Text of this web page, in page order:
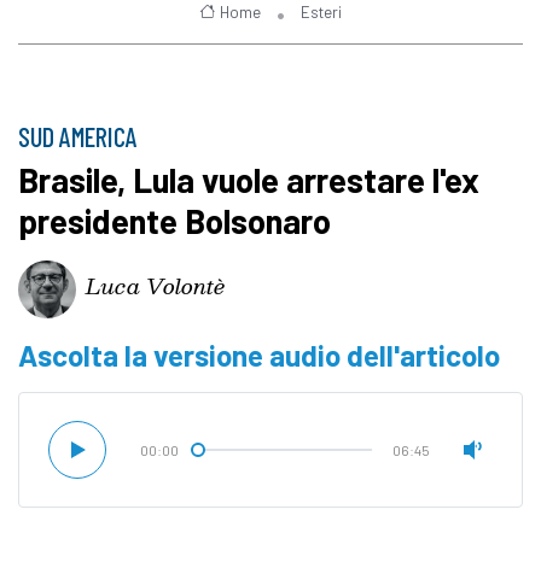
Home Esteri
SUD AMERICA
Brasile, Lula vuole arrestare l'ex
presidente Bolsonaro
Luca Volontè
Ascolta la versione audio dell'articolo
00:00 06:45